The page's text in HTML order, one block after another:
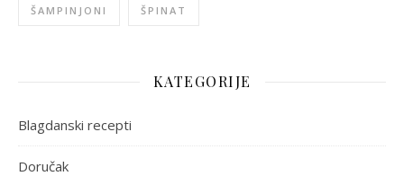
ŠAMPINJONI ŠPINAT
KATEGORIJE
Blagdanski recepti
Doručak